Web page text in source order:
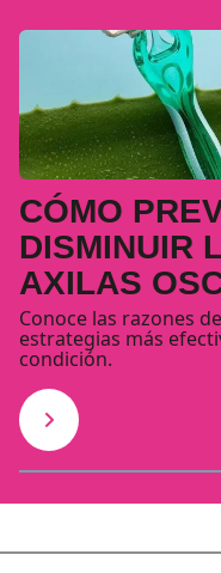
CÓMO
DISMINUIR
AXILAS
Conoce las razones
estrategias más
condición.